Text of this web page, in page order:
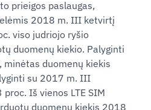
prieigos paslaugas,
2018 m. III ketvirtį
viso judriojo ryšio
duomenų kiekio. Palyginti
duomenų kiekis
su 2017 m. III
Iš vienos LTE SIM
duomenų kiekis 2018